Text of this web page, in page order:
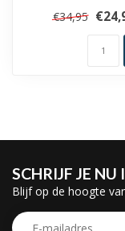
€34,95
SCHRIJF JE
Blijf op de hoogte